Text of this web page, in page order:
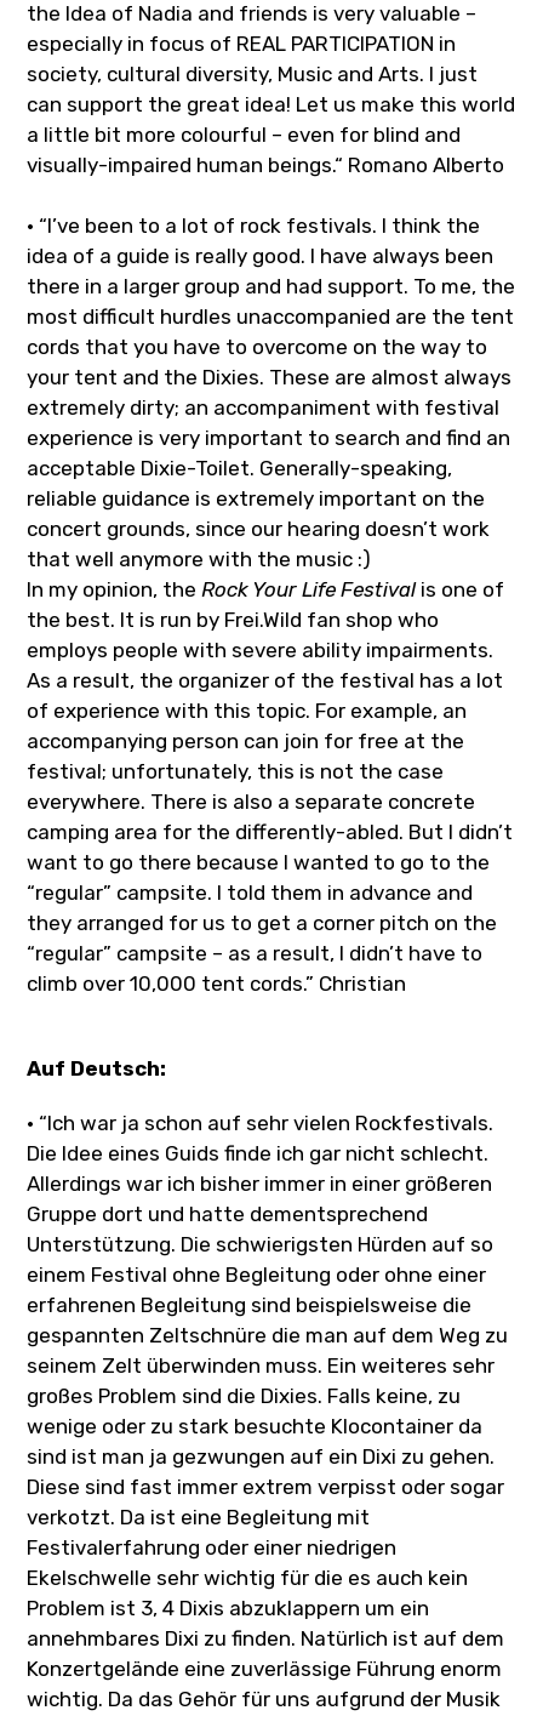
the Idea of Nadia and friends is very valuable –
especially in focus of REAL PARTICIPATION in
society, cultural diversity, Music and Arts. I just
can support the great idea! Let us make this world
a little bit more colourful – even for blind and
visually-impaired human beings.“ Romano Alberto
• “I’ve been to a lot of rock festivals. I think the
idea of a guide is really good. I have always been
there in a larger group and had support. To me, the
most difficult hurdles unaccompanied are the tent
cords that you have to overcome on the way to
your tent and the Dixies. These are almost always
extremely dirty; an accompaniment with festival
experience is very important to search and find an
acceptable Dixie-Toilet. Generally-speaking,
reliable guidance is extremely important on the
concert grounds, since our hearing doesn’t work
that well anymore with the music :)
In my opinion, theRock Your Life Festivalis one of
the best. It is run by Frei.Wild fan shop who
employs people with severe ability impairments.
As a result, the organizer of the festival has a lot
of experience with this topic. For example, an
accompanying person can join for free at the
festival; unfortunately, this is not the case
everywhere. There is also a separate concrete
camping area for the differently-abled. But I didn’t
want to go there because I wanted to go to the
“regular” campsite. I told them in advance and
they arranged for us to get a corner pitch on the
“regular” campsite – as a result, I didn’t have to
climb over 10,000 tent cords.” Christian
Auf Deutsch:
• “Ich war ja schon auf sehr vielen Rockfestivals.
Die Idee eines Guids finde ich gar nicht schlecht.
Allerdings war ich bisher immer in einer größeren
Gruppe dort und hatte dementsprechend
Unterstützung. Die schwierigsten Hürden auf so
einem Festival ohne Begleitung oder ohne einer
erfahrenen Begleitung sind beispielsweise die
gespannten Zeltschnüre die man auf dem Weg zu
seinem Zelt überwinden muss. Ein weiteres sehr
großes Problem sind die Dixies. Falls keine, zu
wenige oder zu stark besuchte Klocontainer da
sind ist man ja gezwungen auf ein Dixi zu gehen.
Diese sind fast immer extrem verpisst oder sogar
verkotzt. Da ist eine Begleitung mit
Festivalerfahrung oder einer niedrigen
Ekelschwelle sehr wichtig für die es auch kein
Problem ist 3, 4 Dixis abzuklappern um ein
annehmbares Dixi zu finden. Natürlich ist auf dem
Konzertgelände eine zuverlässige Führung enorm
wichtig. Da das Gehör für uns aufgrund der Musik